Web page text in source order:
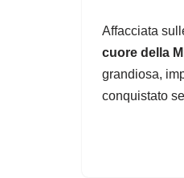
Affacciata
cuore della
grandiosa,
conquistato